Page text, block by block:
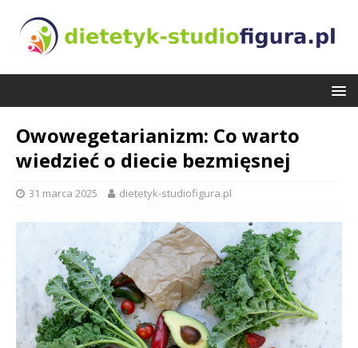
Owowegetarianizm: Co warto
wiedzieć o diecie bezmięsnej
31 marca 2025 dietetyk-studiofigura.pl